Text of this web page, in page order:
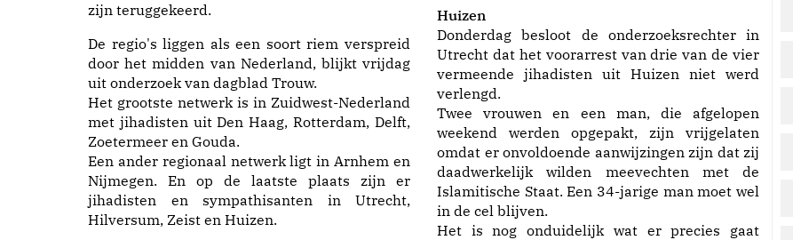
zijn teruggekeerd.
De regio's liggen als een soort riem verspreid
door het midden van Nederland, blijkt vrijdag
uit onderzoek van dagblad Trouw.
Het grootste netwerk is in Zuidwest-Nederland
met jihadisten uit Den Haag, Rotterdam, Delft,
Zoetermeer en Gouda.
Een ander regionaal netwerk ligt in Arnhem en
Nijmegen. En op de laatste plaats zijn er
jihadisten en sympathisanten in Utrecht,
Hilversum, Zeist en Huizen.
Huizen
Donderdag besloot de onderzoeksrechter in
Utrecht dat het voorarrest van drie van de vier
vermeende jihadisten uit Huizen niet werd
verlengd.
Twee vrouwen en een man, die afgelopen
weekend werden opgepakt, zijn vrijgelaten
omdat er onvoldoende aanwijzingen zijn dat zij
daadwerkelijk wilden meevechten met de
Islamitische Staat. Een 34-jarige man moet wel
in de cel blijven.
Het is nog onduidelijk wat er precies gaat